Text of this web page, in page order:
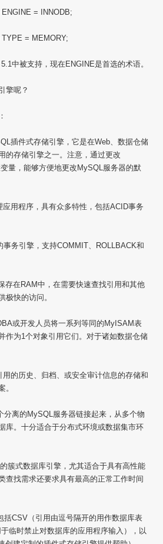
= INNODB;
= MEMORY;
中被支持，现在ENGINE是首选的术语。
擎呢？
插件式存储引擎，它是在Web、数据仓储
的存储引擎之一。注意，通过更改
量，能够方便地更改MySQL服务器的默
用程序，具有众多特性，包括ACID事务
务引擎，支持COMMIT、ROLLBACK和
在RAM中，在需要快速查找引用和其他
极快的访问。
或开发人员将一系列等同的MyISAM表
作为1个对象引用它们。对于诸如数据仓储
的历史、归档、或安全审计信息的存储和
。
离的MySQL服务器链接起来，从多个物
库。十分适合于分布式环境或数据集市环
簇式数据库引擎，尤其适合于具有高性能
查找需求还要求具有最高的正常工作时间
CSV（引用由逗号隔开的用作数据库表
临时禁止对数据库的应用程序输入），以